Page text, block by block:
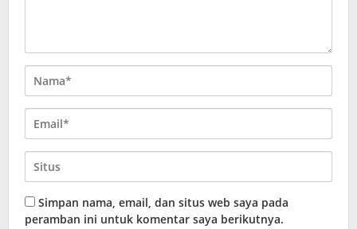
Simpan nama, email, dan situs web saya pada
peramban ini untuk komentar saya berikutnya.